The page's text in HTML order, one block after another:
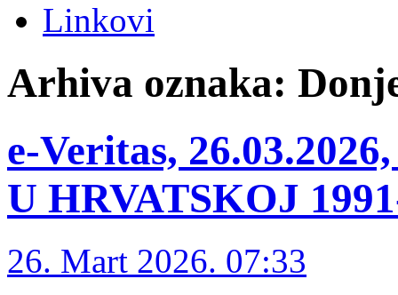
Linkovi
Arhiva oznaka:
e-Veritas,
U HRVATSKOJ
26. Mart 2026. 07:33